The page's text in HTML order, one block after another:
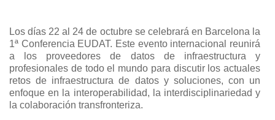
Los días 22 al 24 de octubre se celebrará en Barcelona la
1ª Conferencia EUDAT. Este evento internacional reunirá
a los proveedores de datos de infraestructura y
profesionales de todo el mundo para discutir los actuales
retos de infraestructura de datos y soluciones, con un
enfoque en la interoperabilidad, la interdisciplinariedad y
la colaboración transfronteriza.